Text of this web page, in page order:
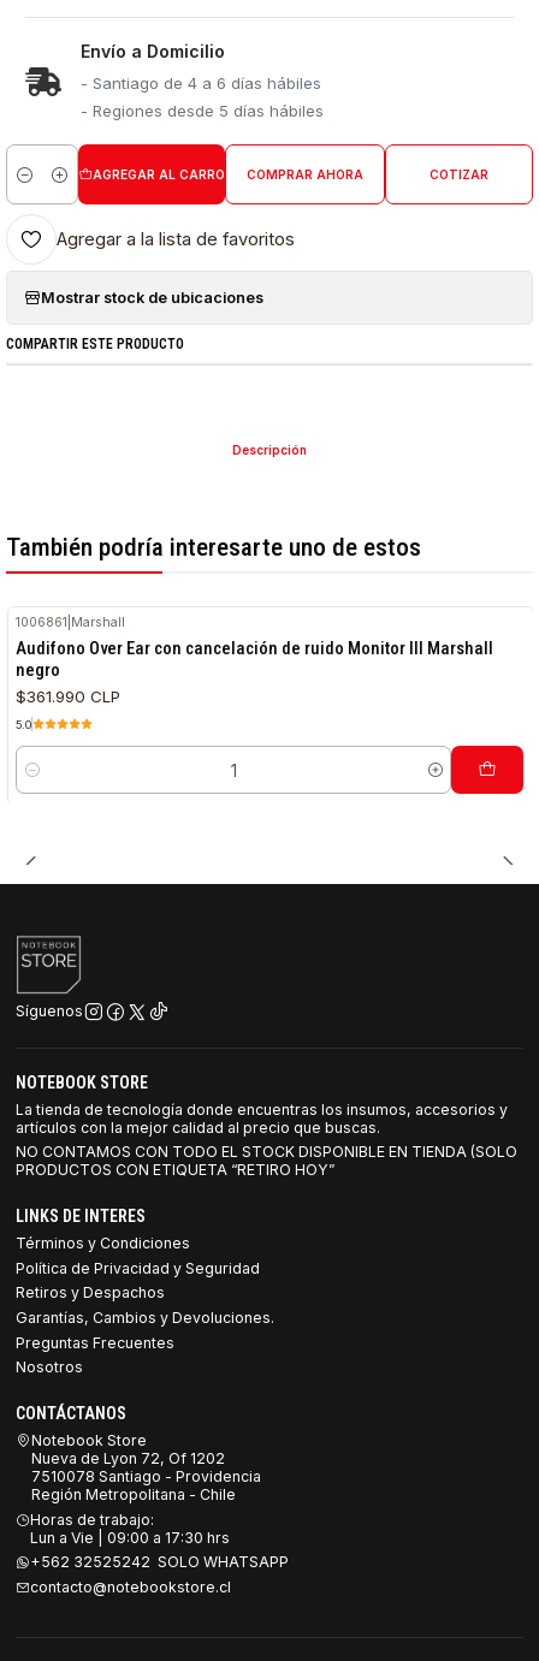
Envío a Domicilio
- Santiago de 4 a 6 días hábiles
- Regiones desde 5 días hábiles
Cantidad
AGREGAR AL CARRO COMPRAR AHORA COTIZAR
Agregar a la lista de favoritos
Mostrar stock de ubicaciones
COMPARTIR ESTE PRODUCTO
Descripción
También podría interesarte uno de estos
1006861 Marshall
Audifono Over Ear con cancelación de ruido Monitor III Marshall
negro
$361.990 CLP
5.0
Cantidad
Síguenos
NOTEBOOK STORE
La tienda de tecnología donde encuentras los insumos, accesorios y
artículos con la mejor calidad al precio que buscas.
NO CONTAMOS CON TODO EL STOCK DISPONIBLE EN TIENDA (SOLO
PRODUCTOS CON ETIQUETA “RETIRO HOY”
LINKS DE INTERES
Términos y Condiciones
Política de Privacidad y Seguridad
Retiros y Despachos
Garantías, Cambios y Devoluciones.
Preguntas Frecuentes
Nosotros
CONTÁCTANOS
Notebook Store
Nueva de Lyon 72, Of 1202
7510078 Santiago - Providencia
Región Metropolitana - Chile
Horas de trabajo:
Lun a Vie | 09:00 a 17:30 hrs
+562 32525242 SOLO WHATSAPP
contacto@notebookstore.cl